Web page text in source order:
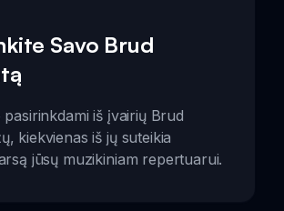
Savo Brud
pasirinkdami iš įvairių Brud
kiekvienas iš jų suteikia
jūsų muzikiniam repertuarui.